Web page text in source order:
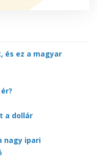
és ez a magyar
a dollár
nagy ipari